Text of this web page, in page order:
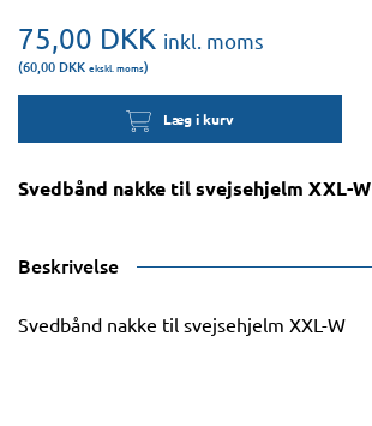
75,00 DKK inkl. moms
(60,00 DKK ekskl. moms)
Læg i kurv
Svedbånd nakke til svejsehjelm XXL-W
Beskrivelse
Svedbånd nakke til svejsehjelm XXL-W